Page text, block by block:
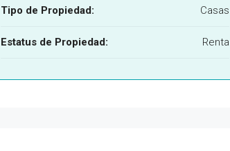
Tipo de Propiedad: Casas
Estatus de Propiedad: Renta